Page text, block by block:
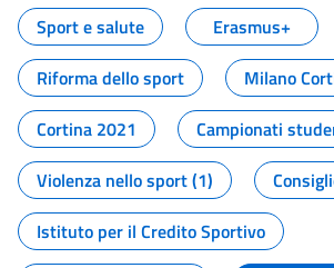
Sport e salute
Erasmus+
Riforma dello sport
Milano
Cortina 2021
Campionati
Violenza nello sport (1)
Istituto per il Credito Sportivo